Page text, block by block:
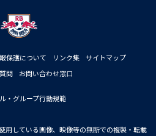
保護について リンク集
サイトマップ
問
お問い合わせ窓口
・グループ行動規範
用している画像、映像等の無断での複製・転載